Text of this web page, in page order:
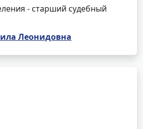
- старший судебный
Леонидовна